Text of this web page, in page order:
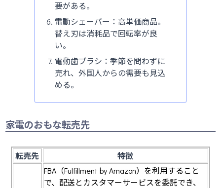
要がある。
電動シェーバー：高単価商品。
替え刃は消耗品で回転率が良
い。
電動歯ブラシ：季節を問わずに
売れ、外国人からの需要も見込
める。
家電のおもな転売先
転売先 特徴
FBA（Fulfillment by Amazon）を利用すること
で、配送とカスタマーサービスを委託でき、